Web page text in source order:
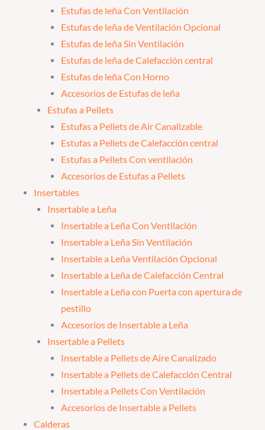
Estufas de leña Con Ventilación
Estufas de leña de Ventilación Opcional
Estufas de leña Sin Ventilación
Estufas de leña de Calefacción central
Estufas de leña Con Horno
Accesorios de Estufas de leña
Estufas a Pellets
Estufas a Pellets de Air Canalizable
Estufas a Pellets de Calefacción central
Estufas a Pellets Con ventilación
Accesorios de Estufas a Pellets
Insertables
Insertable a Leña
Insertable a Leña Con Ventilación
Insertable a Leña Sin Ventilación
Insertable a Leña Ventilación Opcional
Insertable a Leña de Calefacción Central
Insertable a Leña con Puerta con apertura de
pestillo
Accesorios de Insertable a Leña
Insertable a Pellets
Insertable a Pellets de Aire Canalizado
Insertable a Pellets de Calefacción Central
Insertable a Pellets Con Ventilación
Accesorios de Insertable a Pellets
Calderas